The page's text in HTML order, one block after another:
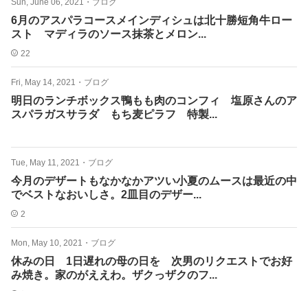
Sun, June 06, 2021 ・ ブログ
6月のアスパラコースメインディシュは北十勝短角牛ロー
スト マディラのソース抹茶とメロン...
22
Fri, May 14, 2021 ・ ブログ
明日のランチボックス鴨もも肉のコンフィ 塩原さんのア
スパラガスサラダ もち麦ピラフ 特製...
Tue, May 11, 2021 ・ ブログ
今月のデザートもなかなかアツい小夏のムースは最近の中
でベストなおいしさ。2皿目のデザー...
2
Mon, May 10, 2021 ・ ブログ
休みの日 1日遅れの母の日を 次男のリクエストでお好
み焼き。家のがええわ。ザクっザクのフ...